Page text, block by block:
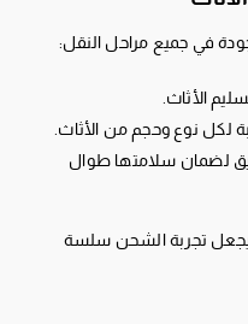
في جميع مراحل النقل:
الأثاث.
لكل نوع وحجم من الأثاث.
لضمان سلامتها طوال
ويجعل تجربة الشحن سلسة